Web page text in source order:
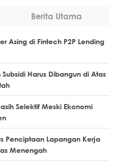
Berita Utama
Asing di Fintech P2P Lending
Harus Dibangun di Atas
Selektif Meski Ekonomi
Penciptaan Lapangan Kerja
Menengah